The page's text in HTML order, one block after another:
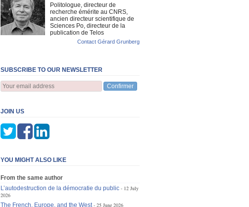
Politologue, directeur de
recherche émérite au CNRS,
ancien directeur scientifique de
Sciences Po, directeur de la
publication de Telos
Contact Gérard Grunberg
SUBSCRIBE TO OUR NEWSLETTER
Confirmer
JOIN US
YOU MIGHT ALSO LIKE
From the same author
L’autodestruction de la démocratie du public
12 July
2026
The French, Europe, and the West
25 June 2026